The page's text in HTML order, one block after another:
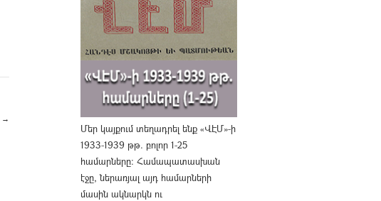
→
Մեր կայքում տեղադրել ենք «ՎԷՄ»-ի
1933-1939 թթ. բոլոր 1-25
համարները։ Համապատասխան
էջը, ներառյալ այդ համարների
մասին ակնարկն ու